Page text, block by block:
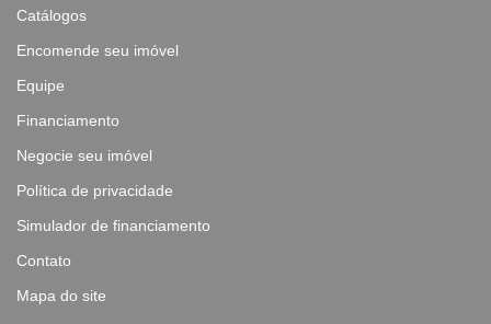
Catálogos
Encomende seu imóvel
Equipe
Financiamento
Negocie seu imóvel
Política de privacidade
Simulador de financiamento
Contato
Mapa do site